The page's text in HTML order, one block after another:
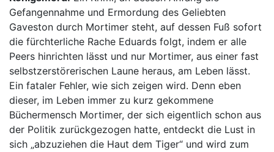
Gefangennahme und Ermordung des Geliebten
Gaveston durch Mortimer steht, auf dessen Fuß sofort
die fürchterliche Rache Eduards folgt, indem er alle
Peers hinrichten lässt und nur Mortimer, aus einer fast
selbstzerstörerischen Laune heraus, am Leben lässt.
Ein fataler Fehler, wie sich zeigen wird. Denn eben
dieser, im Leben immer zu kurz gekommene
Büchermensch Mortimer, der sich eigentlich schon aus
der Politik zurückgezogen hatte, entdeckt die Lust in
sich „abzuziehen die Haut dem Tiger“ und wird zum